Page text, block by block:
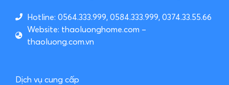
Hotline: 0564.333.999, 0584.333.999, 0374.33.55.66
Website: thaoluonghome.com –
thaoluong.com.vn
Dịch vụ cung cấp